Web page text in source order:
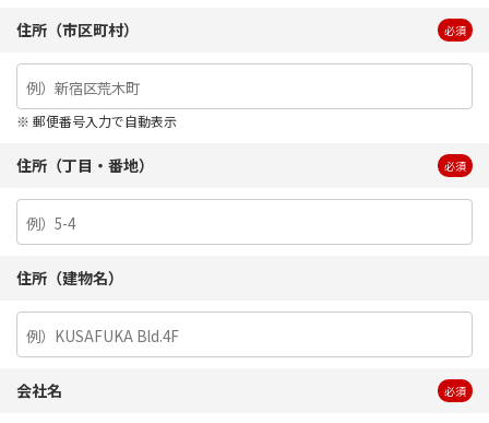
住所（市区町村） 必須
※ 郵便番号入力で自動表示
住所（丁目・番地） 必須
住所（建物名）
会社名 必須